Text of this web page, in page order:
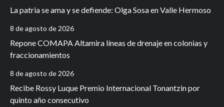
La patria se ama y se defiende: Olga Sosa en Valle Hermoso
8 de agosto de 2026
Repone COMAPA Altamira líneas de drenaje en colonias y
fraccionamientos
8 de agosto de 2026
Recibe Rossy Luque Premio Internacional Tonantzin por
quinto año consecutivo